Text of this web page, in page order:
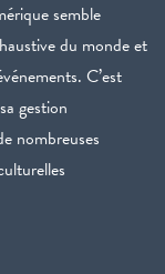
semble
du monde et
C’est
gestion
nombreuses